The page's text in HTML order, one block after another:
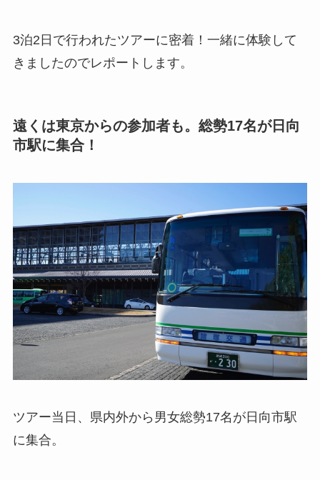
3泊2日で行われたツアーに密着！一緒に体験して
きましたのでレポートします。
遠くは東京からの参加者も。総勢17名が日向
市駅に集合！
ツアー当日、県内外から男女総勢17名が日向市駅
に集合。